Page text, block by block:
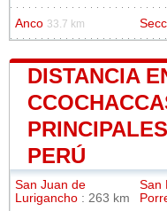
Anco 33.7 km
DISTANCIA
PERÚ
San Juan de
Lurigancho : 263 km
San